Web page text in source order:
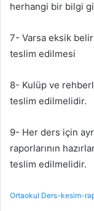
herhangi bir bilgi
7- Varsa eksik
teslim edilmesi
8- Kulüp ve
teslim edilmelidir.
9- Her ders için
raporlarının
teslim edilmelidir.
Ortaokul Ders-kesim-